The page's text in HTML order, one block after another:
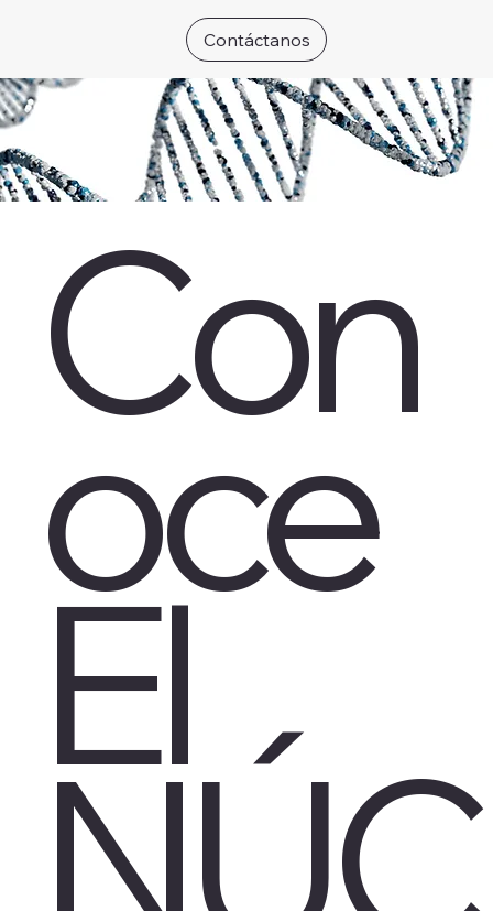
Contáctanos
Con
oce
El